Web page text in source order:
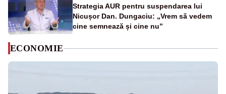
Strategia AUR pentru suspendarea lui
Nicușor Dan. Dungaciu: „Vrem să vedem
cine semnează și cine nu”
ECONOMIE